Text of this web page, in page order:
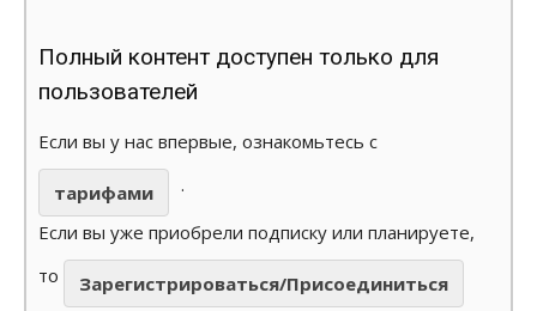
Полный контент доступен только для
пользователей
Если вы у нас впервые, ознакомьтесь с
тарифами
.
Если вы уже приобрели подписку или планируете,
то
Зарегистрироваться/Присоединиться